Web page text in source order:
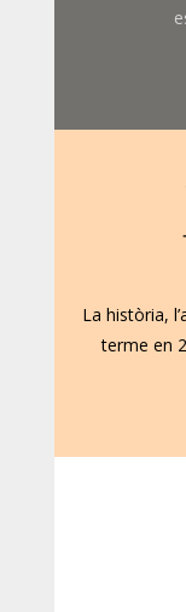
La història,
terme en